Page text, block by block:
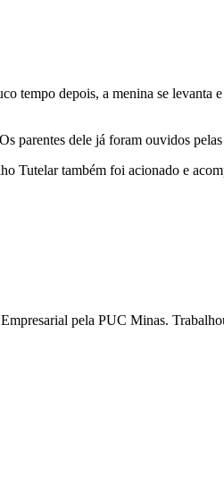
tempo depois, a menina se levanta
parentes dele já foram ouvidos
Tutelar também foi acionado e
pela PUC Minas.